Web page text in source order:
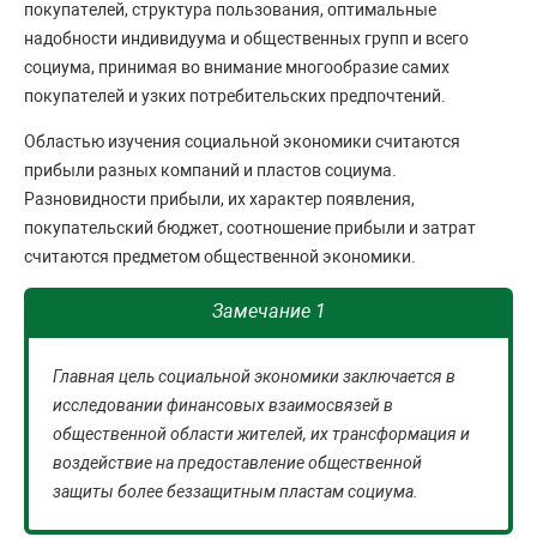
покупателей, структура пользования, оптимальные
надобности индивидуума и общественных групп и всего
социума, принимая во внимание многообразие самих
покупателей и узких потребительских предпочтений.
Областью изучения социальной экономики считаются
прибыли разных компаний и пластов социума.
Разновидности прибыли, их характер появления,
покупательский бюджет, соотношение прибыли и затрат
считаются предметом общественной экономики.
Замечание 1
Главная цель социальной экономики заключается в
исследовании финансовых взаимосвязей в
общественной области жителей, их трансформация и
воздействие на предоставление общественной
защиты более беззащитным пластам социума.